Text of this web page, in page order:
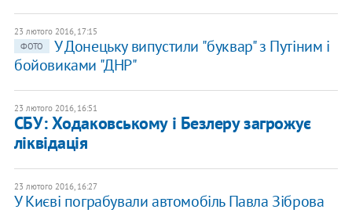
23 лютого 2016, 17:15
ФОТО
У Донецьку випустили "буквар" з Путіним і
бойовиками "ДНР"
23 лютого 2016, 16:51
СБУ: Ходаковському і Безлеру загрожує
ліквідація
23 лютого 2016, 16:27
У Києві пограбували автомобіль Павла Зіброва